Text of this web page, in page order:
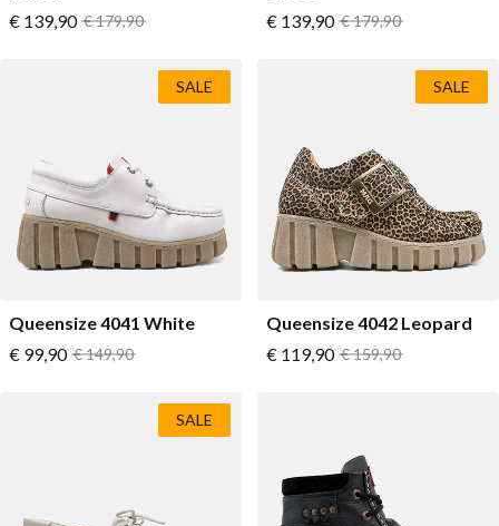
Vanaf
€ 139,90 Normale prijs
€ 179,90
Vanaf
€ 139,90 Normale prijs
€ 179,90
Queensize 4041 White
Vanaf
€ 99,90 Normale prijs
€ 149,90
SALE
Queensize 4042 Leopard
Vanaf
€ 119,90 Normale prijs
€ 159,90
SALE
SALE